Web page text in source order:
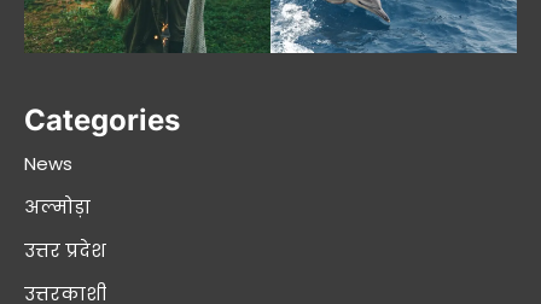
Categories
News
अल्मोड़ा
उत्तर प्रदेश
उत्तरकाशी